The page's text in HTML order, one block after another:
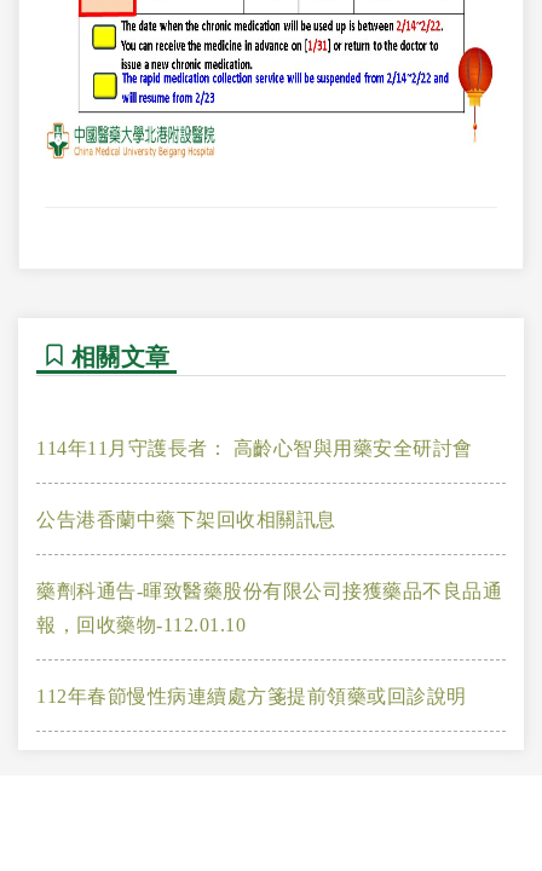
相關文章
114年11月守護長者： 高齡心智與用藥安全研討會
公告港香蘭中藥下架回收相關訊息
藥劑科通告-暉致醫藥股份有限公司接獲藥品不良品通
報，回收藥物-112.01.10
112年春節慢性病連續處方箋提前領藥或回診說明